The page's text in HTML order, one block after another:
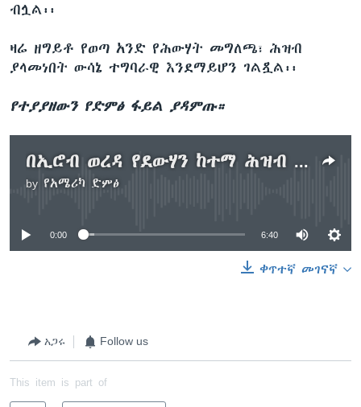
ብሏል፡፡
ዛሬ ዘግይቶ የወጣ አንድ የሕውሃት መግለጫ፣ ሕዝብ
ያላመነበት ውሳኔ ተግባራዊ እንደማይሆን ገልጿል፡፡
የተያያዘውን የድምፅ ፋይል ያዳምጡ።
በኢሮብ ወረዳ የደውሃን ከተማ ሕዝብ የአልጀርሱን ሥምምነት ተቃወመ
by የአሜሪካ ድምፅ
No media source currently available
0:00 6:40
ቀጥተኛ መገናኛ
አጋሩ Follow us
This item is part of